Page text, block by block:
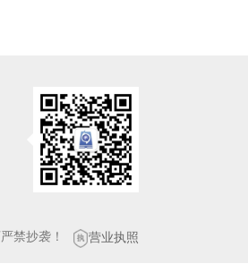
禁抄袭！ 营业执照